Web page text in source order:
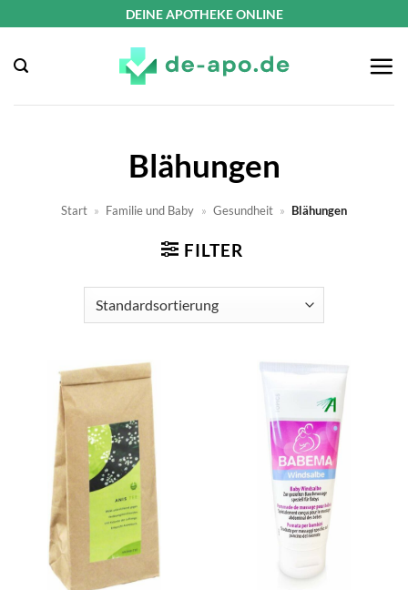
springen
DEINE APOTHEKE ONLINE
Blähungen
Start » Familie und Baby » Gesundheit » Blähungen
FILTER